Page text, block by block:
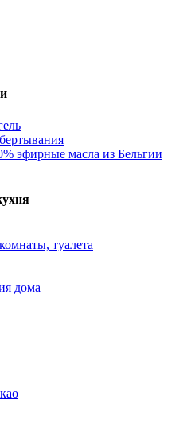
эфирные масла из Бельгии
туалета
дома